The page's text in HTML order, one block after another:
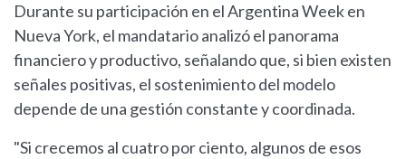
Durante su participación en el Argentina Week en
Nueva York, el mandatario analizó el panorama
financiero y productivo, señalando que, si bien existen
señales positivas, el sostenimiento del modelo
depende de una gestión constante y coordinada.
"Si crecemos al cuatro por ciento, algunos de esos